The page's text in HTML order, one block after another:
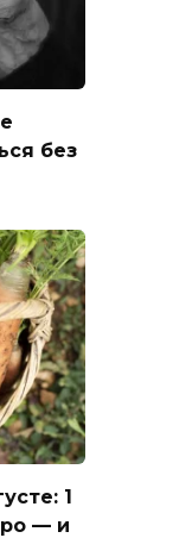
без
1
— и